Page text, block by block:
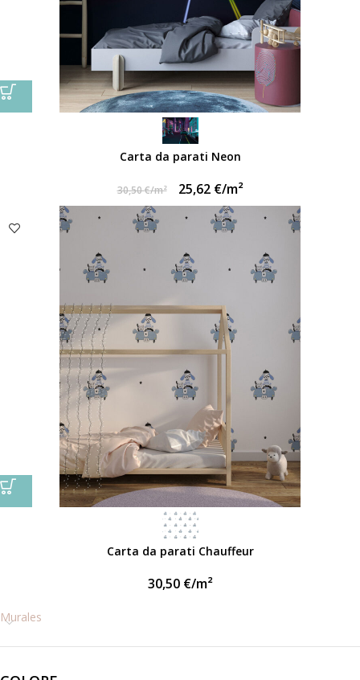
Murales
Carta da parati Neon
30,50€/m² 25,62 €/m²
Carta da parati Chauffeur
30,50 €/m²